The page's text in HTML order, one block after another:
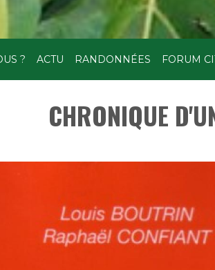
? ACTU RANDONNÉES FORUM
CHRONIQUE